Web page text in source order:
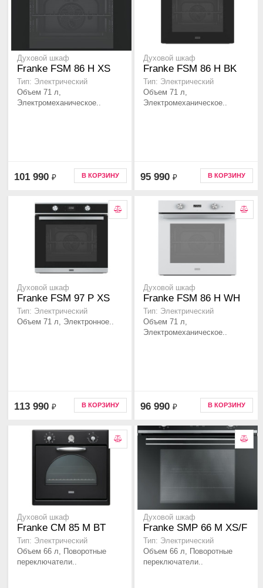
Духовой шкаф
Franke FSM 86 Н XS
Тип: Электрический
Объем 71 л,
Электромеханическое..
101 990 ₽ В КОРЗИНУ
Духовой шкаф
Franke FSM 86 Н BK
Тип: Электрический
Объем 71 л,
Электромеханическое..
95 990 ₽ В КОРЗИНУ
Духовой шкаф
Franke FSM 97 P XS
Тип: Электрический
Объем 71 л, Электронное..
113 990 ₽ В КОРЗИНУ
Духовой шкаф
Franke FSM 86 H WH
Тип: Электрический
Объем 71 л,
Электромеханическое..
96 990 ₽ В КОРЗИНУ
Духовой шкаф
Franke CM 85 M BT
Тип: Электрический
Объем 66 л, Поворотные
переключатели..
Духовой шкаф
Franke SMP 66 M XS/F
Тип: Электрический
Объем 66 л, Поворотные
переключатели..